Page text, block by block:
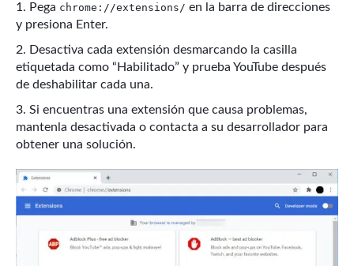
Pega chrome://extensions/ en la barra de direcciones
y presiona Enter.
Desactiva cada extensión desmarcando la casilla
etiquetada como “Habilitado” y prueba YouTube después
de deshabilitar cada una.
Si encuentras una extensión que causa problemas,
mantenla desactivada o contacta a su desarrollador para
obtener una solución.